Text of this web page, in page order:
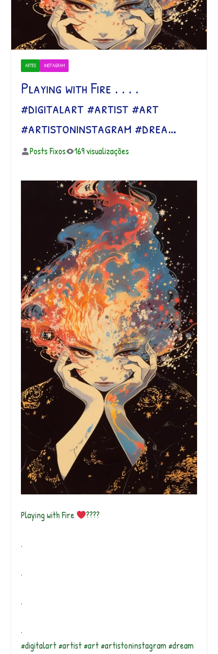
ARTES INSTAGRAM
Playing with Fire . . . .
#digitalart #artist #art
#artistoninstagram #drea…
Posts Fixos 169 visualizações
Playing with Fire ‍????
.
.
.
.
#digitalart #artist #art #artistoninstagram #dream